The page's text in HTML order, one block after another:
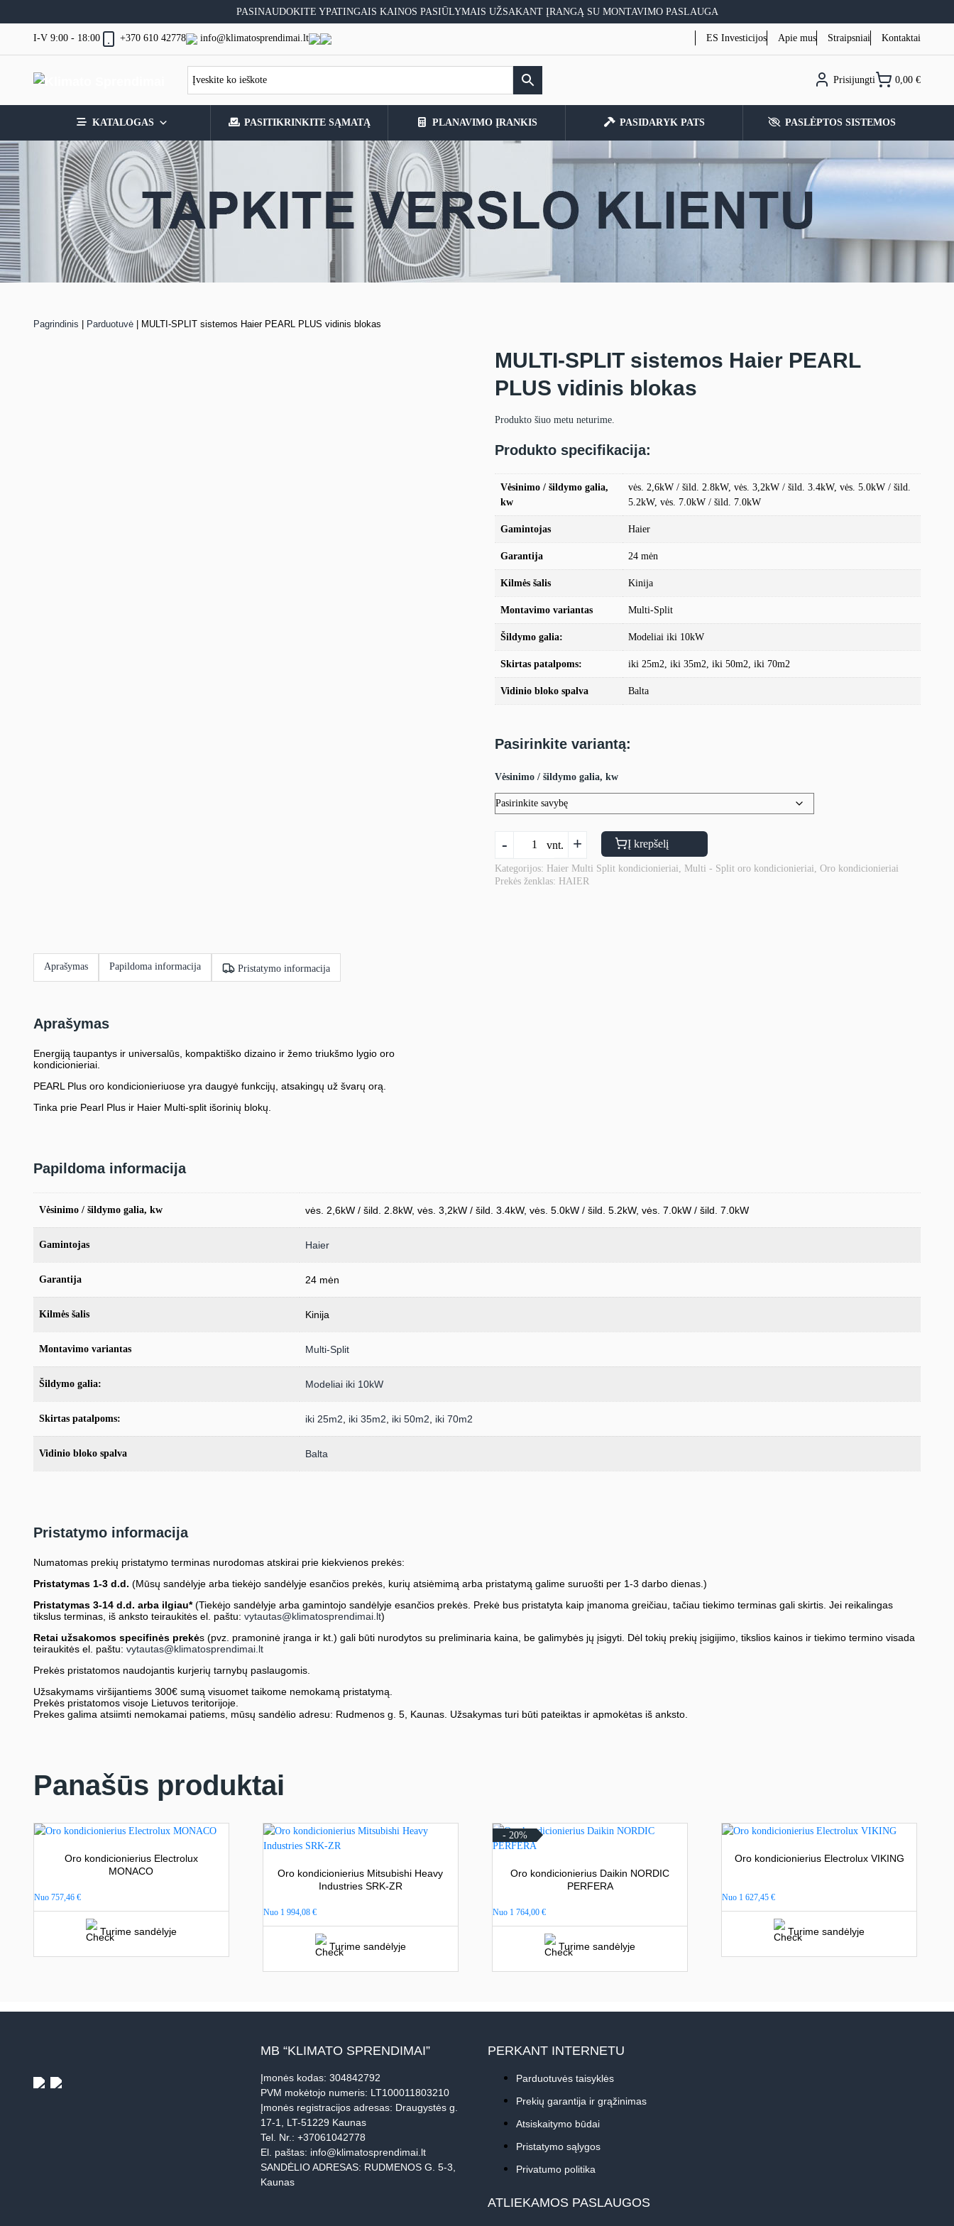
to
PASINAUDOKITE YPATINGAIS KAINOS PASIŪLYMAIS UŽSAKANT ĮRANGĄ SU MONTAVIMO PASLAUGA
I-V 9:00 - 18:00 +370 610 42778 info@klimatosprendimai.lt ES Investicijos Apie mus Straipsniai Kontaktai
Prisijungti 0,00 €
KATALOGAS PASITIKRINKITE SĄMATĄ PLANAVIMO ĮRANKIS PASIDARYK PATS PASLĖPTOS SISTEMOS
Pagrindinis Parduotuvė MULTI-SPLIT sistemos Haier PEARL PLUS vidinis blokas
MULTI-SPLIT sistemos Haier PEARL
PLUS vidinis blokas
Produkto šiuo metu neturime.
Produkto specifikacija:
Vėsinimo / šildymo galia,
kw
vės. 2,6kW / šild. 2.8kW, vės. 3,2kW / šild. 3.4kW, vės. 5.0kW / šild.
5.2kW, vės. 7.0kW / šild. 7.0kW
Gamintojas Haier
Garantija 24 mėn
Kilmės šalis Kinija
Montavimo variantas Multi-Split
Šildymo galia: Modeliai iki 10kW
Skirtas patalpoms: iki 25m2, iki 35m2, iki 50m2, iki 70m2
Vidinio bloko spalva Balta
Pasirinkite variantą:
Vėsinimo / šildymo galia, kw
-
MULTI-
SPLIT
vnt. + Į krepšelį
Kategorijos: Haier Multi Split kondicionieriai Multi - Split oro kondicionieriai Oro kondicionieriai
Prekės ženklas: HAIER
Aprašymas Papildoma informacija Pristatymo informacija
Aprašymas
Energiją taupantys ir universalūs, kompaktiško dizaino ir žemo triukšmo lygio oro
kondicionieriai.
PEARL Plus oro kondicionieriuose yra daugyė funkcijų, atsakingų už švarų orą.
Tinka prie Pearl Plus ir Haier Multi-split išorinių blokų.
Papildoma informacija
Vėsinimo / šildymo galia, kw vės. 2,6kW / šild. 2.8kW, vės. 3,2kW / šild. 3.4kW, vės. 5.0kW / šild. 5.2kW, vės. 7.0kW / šild. 7.0kW
Gamintojas Haier
Garantija 24 mėn
Kilmės šalis Kinija
Montavimo variantas Multi-Split
Šildymo galia: Modeliai iki 10kW
Skirtas patalpoms: iki 25m2 iki 35m2 iki 50m2 iki 70m2
Vidinio bloko spalva Balta
Pristatymo informacija
Numatomas prekių pristatymo terminas nurodomas atskirai prie kiekvienos prekės:
Pristatymas 1-3 d.d. (Mūsų sandėlyje arba tiekėjo sandėlyje esančios prekės, kurių atsiėmimą arba pristatymą galime suruošti per 1-3 darbo dienas.)
Pristatymas 3-14 d.d. arba ilgiau*(Tiekėjo sandėlyje arba gamintojo sandėlyje esančios prekės. Prekė bus pristatyta kaip įmanoma greičiau, tačiau tiekimo terminas gali skirtis. Jei reikalingas
tikslus terminas, iš anksto teiraukitės el. paštu: vytautas@klimatosprendimai.lt)
Retai užsakomos specifinės prekės (pvz. pramoninė įranga ir kt.) gali būti nurodytos su preliminaria kaina, be galimybės jų įsigyti. Dėl tokių prekių įsigijimo, tikslios kainos ir tiekimo termino visada
teiraukitės el. paštu: vytautas@klimatosprendimai.lt
Prekės pristatomos naudojantis kurjerių tarnybų paslaugomis.
Užsakymams viršijantiems 300€ sumą visuomet taikome nemokamą pristatymą.
Prekės pristatomos visoje Lietuvos teritorijoje.
Prekes galima atsiimti nemokamai patiems, mūsų sandėlio adresu: Rudmenos g. 5, Kaunas. Užsakymas turi būti pateiktas ir apmokėtas iš anksto.
Panašūs produktai
Oro kondicionierius Electrolux
MONACO
Nuo 757,46 €
Turime sandėlyje
Oro kondicionierius Mitsubishi Heavy
Industries SRK-ZR
Nuo 1 994,08€
Turime sandėlyje
- 20%
Oro kondicionierius Daikin NORDIC
PERFERA
Nuo 1 764,00€
Turime sandėlyje
Oro kondicionierius Electrolux VIKING
Nuo 1 627,45€
Turime sandėlyje
MB “KLIMATO SPRENDIMAI”
Įmonės kodas: 304842792
PVM mokėtojo numeris: LT100011803210
Įmonės registracijos adresas: Draugystės g.
17-1, LT-51229 Kaunas
Tel. Nr.: +37061042778
El. paštas: info@klimatosprendimai.lt
SANDĖLIO ADRESAS: RUDMENOS G. 5-3,
Kaunas
PERKANT INTERNETU
Parduotuvės taisyklės
Prekių garantija ir grąžinimas
Atsiskaitymo būdai
Pristatymo sąlygos
Privatumo politika
ATLIEKAMOS PASLAUGOS